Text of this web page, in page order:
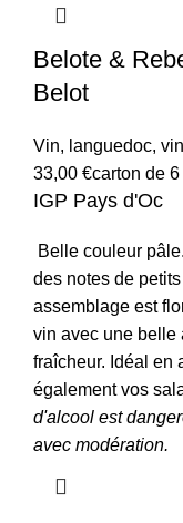
Belote &
Belot
Vin, languedoc,
33,00 €carton de 6
IGP Pays d'Oc
Belle couleur
des notes de
assemblage est
vin avec une belle
fraîcheur. Idéal en
également vos
d'alcool est
avec modération.